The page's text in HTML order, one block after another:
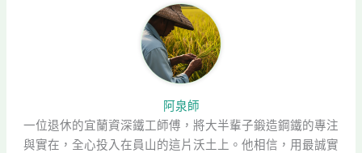
阿泉師
一位退休的宜蘭資深鐵工師傅，將大半輩子鍛造鋼鐵的專注
與實在，全心投入在員山的這片沃土上。他相信，用最誠實